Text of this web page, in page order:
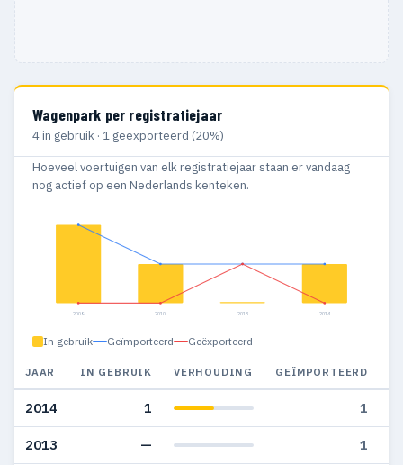
Wagenpark per registratiejaar
4 in gebruik · 1 geëxporteerd (20%)
Hoeveel voertuigen van elk registratiejaar staan er vandaag
nog actief op een Nederlands kenteken.
2009 2010 2013 2014
In gebruik Geïmporteerd Geëxporteerd
JAAR IN GEBRUIK VERHOUDING GEÏMPORTEERD
2014 1 1
2013 — 1